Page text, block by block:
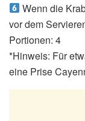
Wenn die
vor dem
Portionen: 4
*Hinweis: Für
eine Prise